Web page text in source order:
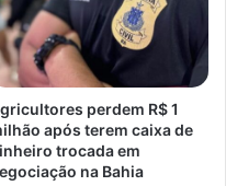
perdem R$ 1
após terem caixa de
trocada em
na Bahia